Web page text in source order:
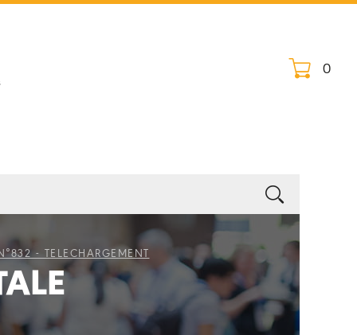
0
- TELECHARGEMENT